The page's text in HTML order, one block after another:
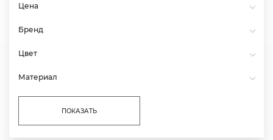
Цена
Бренд
Цвет
Материал
ПОКАЗАТЬ